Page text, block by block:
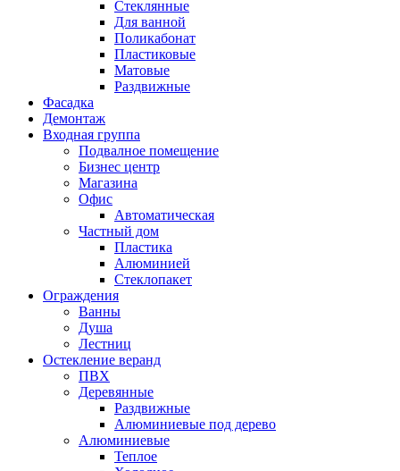
Стеклянные
Для ванной
Поликабонат
Пластиковые
Матовые
Раздвижные
Фасадка
Демонтаж
Входная группа
Подвалное помещение
Бизнес центр
Магазина
Офис
Автоматическая
Частный дом
Пластика
Алюминией
Стеклопакет
Ограждения
Ванны
Душа
Лестниц
Остекление веранд
ПВХ
Деревянные
Раздвижные
Алюминиевые под дерево
Алюминиевые
Теплое